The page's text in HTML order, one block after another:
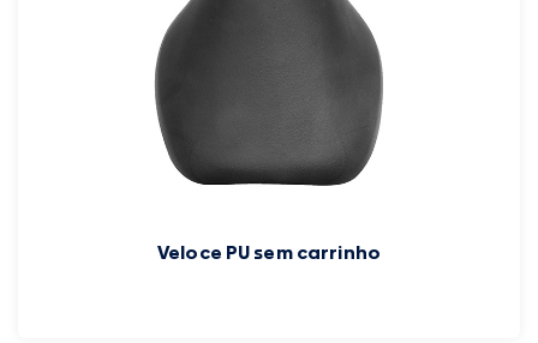
Veloce PU sem carrinho